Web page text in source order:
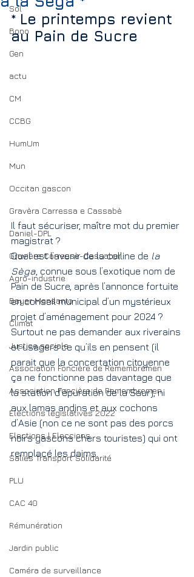
Sol
Bono
Gen
actu
CM
CCBG
HumUm
Mun
Occitan gascon
Gravèra Carressa e Cassabè
Daniel-DPL
Gravière Carresse-Cassaber
Agro-industrie
Bayer Monsanto
Climat
Justice sociale
Association Foncière de Remembremen
Association Foncière de Remembremen
Elections législatives 2022
Elections | Eleccions
Salies Transport Solidarité
PLU
CAC 40
Rémunération
Jardin public
Caméra de surveillance
* Le printemps revient
au Pain de Sucre
Il faut sécuriser, maître mot du premier
magistrat ?
Quel est l’avenir de la colline de la
Sèga , connue sous l’exotique nom de
Pain de Sucre, après l’annonce fortuite
en conseil municipal d’un mystérieux
projet d’aménagement pour 2024 ?
Surtout ne pas demander aux riverains
et usagers ce qu’ils en pensent (il
parait que la concertation citoyenne
ça ne fonctionne pas davantage que
la station d’épuration de la Saur), ni
aux lamas andins et aux cochons
d’Asie (non ce ne sont pas des porcs
noirs gascons chers touristes) qui ont
remplacé les daims.